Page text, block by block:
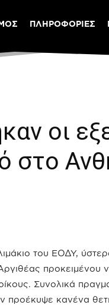
ΠΛΗΡΟΦΟΡΙΕΣ
οι
στο
του ΕΟΔΥ,
προκειμένου
Συνολικά
προέκυψε κανένα